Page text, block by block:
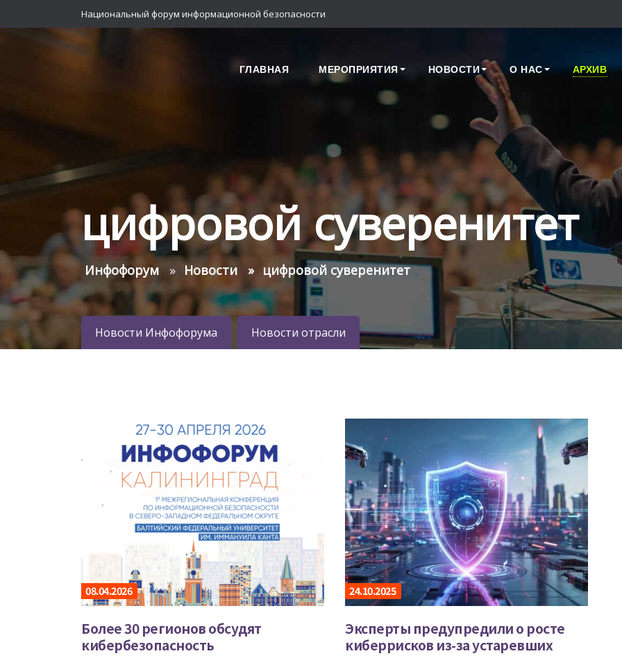
Национальный форум информационной безопасности
ГЛАВНАЯ МЕРОПРИЯТИЯ НОВОСТИ О НАС АРХИВ
цифровой суверенитет
Инфофорум Новости цифровой суверенитет
Новости Инфофорума Новости отрасли
08.04.2026
Более 30 регионов обсудят
кибербезопасность
24.10.2025
Эксперты предупредили о росте
киберрисков из-за устаревших